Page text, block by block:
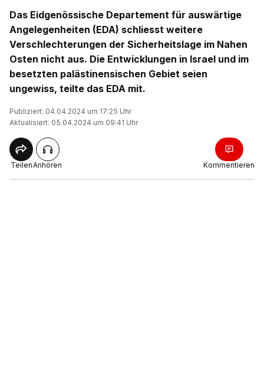
Das Eidgenössische Departement für auswärtige
Angelegenheiten (EDA) schliesst weitere
Verschlechterungen der Sicherheitslage im Nahen
Osten nicht aus. Die Entwicklungen in Israel und im
besetzten palästinensischen Gebiet seien
ungewiss, teilte das EDA mit.
Publiziert: 04.04.2024 um 17:25 Uhr
Aktualisiert: 05.04.2024 um 09:41 Uhr
TeilenAnhören Kommentieren